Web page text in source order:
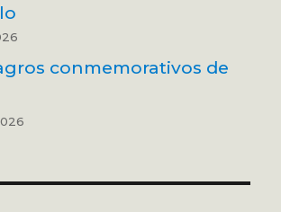
conmemorativos de